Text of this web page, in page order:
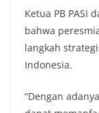
Ketua PB PASI
bahwa
langkah
Indonesia.
“Dengan